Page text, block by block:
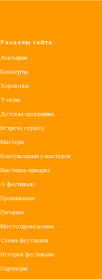
Разделы сайта
Лектории
Концерты
Хороводы
Т-игры
Детская программа
Встреча сердец
Мастера
Консультации у мастеров
Выставка-ярмарка
О фестивале
Проживание
Питание
Место проведения
Схема фестиваля
История фестиваля
Партнеры